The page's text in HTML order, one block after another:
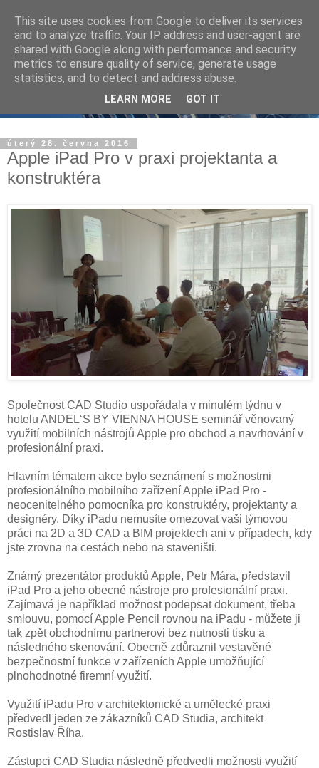
úterý 28. června 2016
Apple iPad Pro v praxi projektanta a
konstruktéra
Společnost CAD Studio uspořádala v minulém týdnu v
hotelu ANDEL‘S BY VIENNA HOUSE seminář věnovaný
využití mobilních nástrojů Apple pro obchod a navrhování v
profesionální praxi.
Hlavním tématem akce bylo seznámení s možnostmi
profesionálního mobilního zařízení Apple iPad Pro -
neocenitelného pomocníka pro konstruktéry, projektanty a
designéry. Díky iPadu nemusíte omezovat vaši týmovou
práci na 2D a 3D CAD a BIM projektech ani v případech, kdy
jste zrovna na cestách nebo na staveništi.
Známý prezentátor produktů Apple, Petr Mára, představil
iPad Pro a jeho obecné nástroje pro profesionální praxi.
Zajímavá je například možnost podepsat dokument, třeba
smlouvu, pomocí Apple Pencil rovnou na iPadu - můžete ji
tak zpět obchodnímu partnerovi bez nutnosti tisku a
následného skenování. Obecně zdůraznil vestavěné
bezpečnostní funkce v zařízeních Apple umožňující
plnohodnotné firemní využití.
Využití iPadu Pro v architektonické a umělecké praxi
předvedl jeden ze zákazníků CAD Studia, architekt
Rostislav Říha.
Zástupci CAD Studia následně předvedli možnosti využití
This site uses cookies from Google to deliver its services
and to analyze traffic. Your IP address and user-agent are
shared with Google along with performance and security
metrics to ensure quality of service, generate usage
statistics, and to detect and address abuse.
LEARN MORE GOT IT